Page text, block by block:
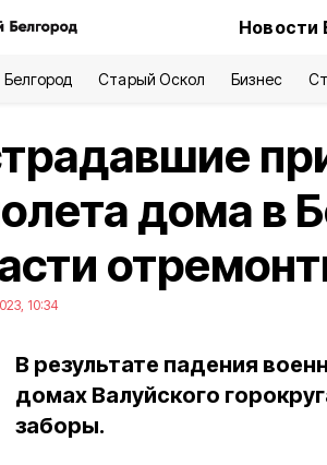
Новости
Белгород Старый Оскол Бизнес
дома в
10:34
В результате падения
домах Валуйского
заборы.